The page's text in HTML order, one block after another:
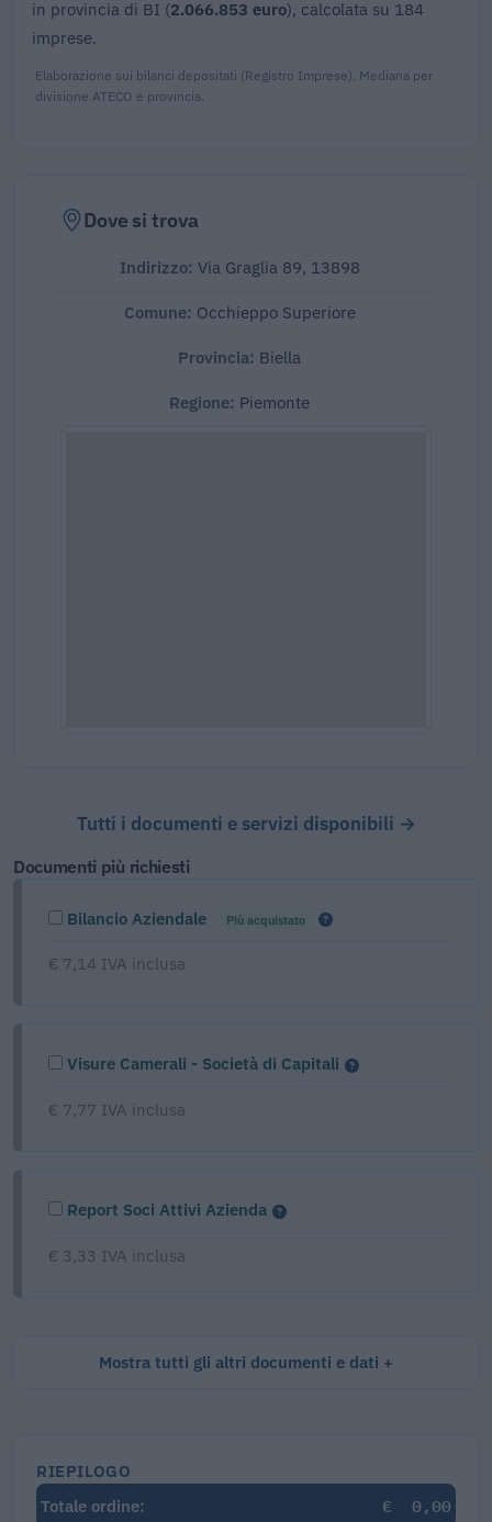
in provincia di BI (2.066.853 euro), calcolata su 184
imprese.
Elaborazione sui bilanci depositati (Registro Imprese). Mediana per
divisione ATECO e provincia.
Dove si trova
Indirizzo: Via Graglia 89, 13898
Comune: Occhieppo Superiore
Provincia: Biella
Regione: Piemonte
Tutti i documenti e servizi disponibili →
Documenti più richiesti
Bilancio Aziendale Più acquistato
€ 7,14 IVA inclusa
Visure Camerali - Società di Capitali
€ 7,77 IVA inclusa
Report Soci Attivi Azienda
€ 3,33 IVA inclusa
Mostra tutti gli altri documenti e dati
RIEPILOGO
Totale ordine:
€ 0,00